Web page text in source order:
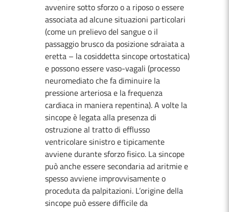
avvenire sotto sforzo o a riposo o essere
associata ad alcune situazioni particolari
(come un prelievo del sangue o il
passaggio brusco da posizione sdraiata a
eretta – la cosiddetta sincope ortostatica)
e possono essere vaso-vagali (processo
neuromediato che fa diminuire la
pressione arteriosa e la frequenza
cardiaca in maniera repentina). A volte la
sincope è legata alla presenza di
ostruzione al tratto di efflusso
ventricolare sinistro e tipicamente
avviene durante sforzo fisico. La sincope
può anche essere secondaria ad aritmie e
spesso avviene improvvisamente o
proceduta da palpitazioni. L’origine della
sincope può essere difficile da